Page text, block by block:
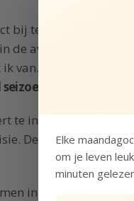
bij te houden
de avonden. En na
ik van. Zeker nadat ik
van
te inspireren hun
De persoon die er
in zowel de game
Elke
om je leven
minuten